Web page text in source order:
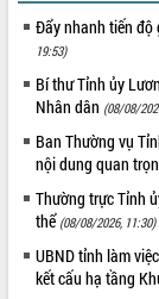
Tháo gỡ những
công tác cải cách thủ
tại Trung tâm Phục vụ
công tỉnh
Đắk Lắk: Tôn vinh 46
thi Sáng tạo Kỹ thuật
Đắk Lắk rà soát, điều
về phát triển nuôi
Phó Chủ tịch UBND
Trương Công Thái
Dự án cao tốc Khánh
Đẩy nhanh tiến độ
19:53)
Bí thư Tỉnh ủy
Nhân dân (08/08/
Ban Thường vụ
nội dung quan
Thường trực Tỉnh
thể (08/08/2026, 11:30)
UBND tỉnh làm
kết cấu hạ tầng